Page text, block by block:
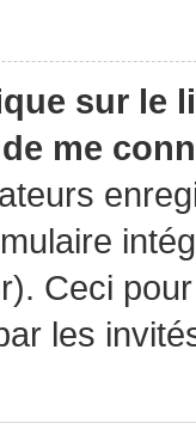
sur le
me
Ceci
les